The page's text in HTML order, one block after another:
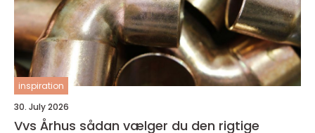
inspiration
30. July 2026
Vvs Århus sådan vælger du den rigtige